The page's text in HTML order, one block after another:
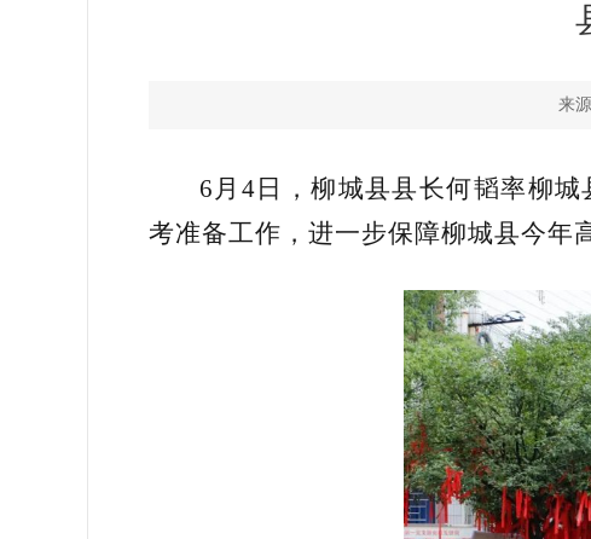
来
6月4日，柳城县县长何韬率柳
考准备工作，进一步保障柳城县今年